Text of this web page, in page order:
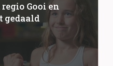
Gooi en
gedaald